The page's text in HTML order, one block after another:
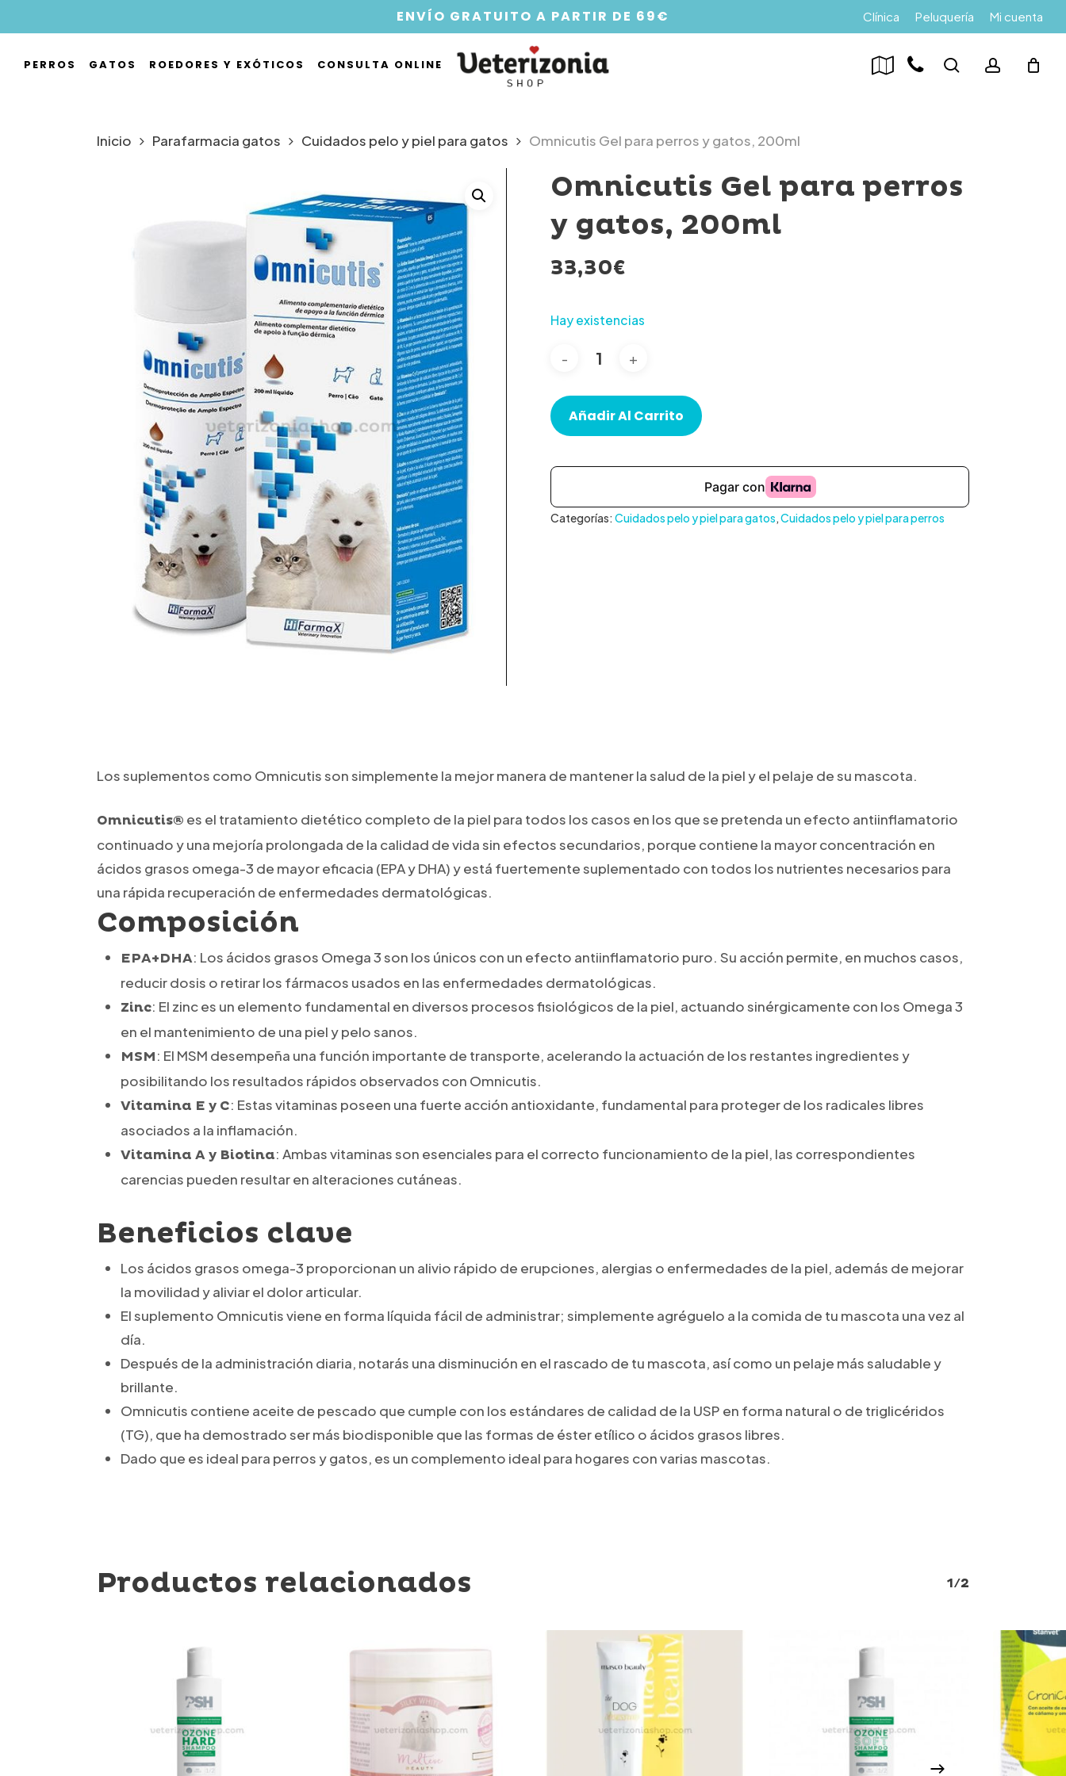
to
main
ENVÍO GRATUITO A PARTIR DE 69€ Clínica Peluquería Mi cuenta
PERROS GATOS ROEDORES Y EXÓTICOS CONSULTA ONLINE search account
Inicio Parafarmacia gatos Cuidados pelo y piel para gatos Omnicutis Gel para perros y gatos, 200ml
Omnicutis Gel para perros
y gatos, 200ml
33,30€
Hay existencias
Añadir Al Carrito
Categorías: Cuidados pelo y piel para gatos,Cuidados pelo y piel para perros
Los suplementos como Omnicutisson simplemente la mejor manera de mantener la salud de la piel y el pelaje de su mascota.
Omnicutis® es el tratamiento dietético completo de la piel para todos los casos en los que se pretenda un efecto antiinflamatorio
continuado y una mejoría prolongada de la calidad de vida sin efectos secundarios, porque contiene la mayor concentración en
ácidos grasos omega-3 de mayor eficacia (EPA y DHA) y está fuertemente suplementado con todos los nutrientes necesarios para
una rápida recuperación de enfermedades dermatológicas.
Composición
EPA+DHA: Los ácidos grasos Omega 3 son los únicos con un efecto antiinflamatorio puro. Su acción permite, en muchos casos,
reducir dosis o retirar los fármacos usados en las enfermedades dermatológicas.
Zinc: El zinc es un elemento fundamental en diversos procesos fisiológicos de la piel, actuando sinérgicamente con los Omega 3
en el mantenimiento de una piel y pelo sanos.
MSM: El MSM desempeña una función importante de transporte, acelerando la actuación de los restantes ingredientes y
posibilitando los resultados rápidos observados con Omnicutis.
Vitamina E y C: Estas vitaminas poseen una fuerte acción antioxidante, fundamental para proteger de los radicales libres
asociados a la inflamación.
Vitamina A y Biotina: Ambas vitaminas son esenciales para el correcto funcionamiento de la piel, las correspondientes
carencias pueden resultar en alteraciones cutáneas.
Beneficios clave
Los ácidos grasos omega-3 proporcionan un alivio rápido de erupciones, alergias o enfermedades de la piel, además de mejorar
la movilidad y aliviar el dolor articular.
El suplemento Omnicutis viene en forma líquida fácil de administrar; simplemente agréguelo a la comida de tu mascota una vez al
día.
Después de la administración diaria, notarás una disminución en el rascado de tu mascota, así como un pelaje más saludable y
brillante.
Omnicutis contiene aceite de pescado que cumple con los estándares de calidad de la USP en forma natural o de triglicéridos
(TG), que ha demostrado ser más biodisponible que las formas de éster etílico o ácidos grasos libres.
Dado que es ideal para perros y gatos, es un complemento ideal para hogares con varias mascotas.
Productos relacionados 1/2
Menu